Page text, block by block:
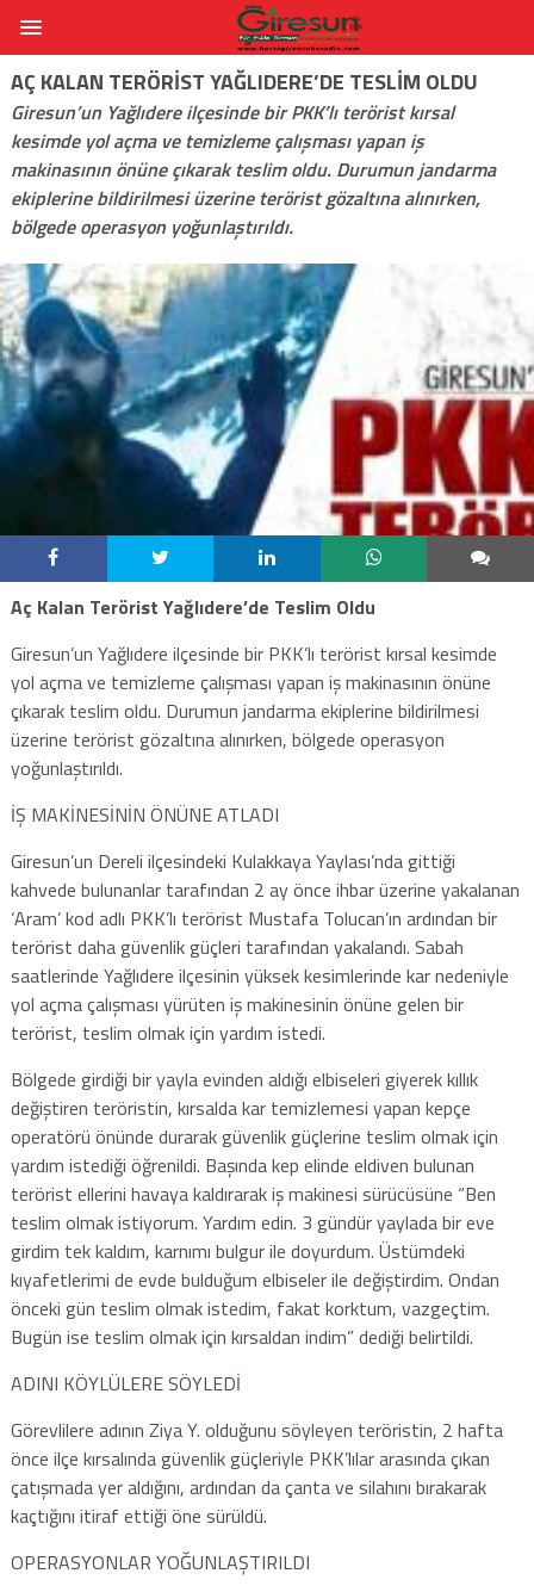
AÇ KALAN TERÖRIST YAĞLIDERE’DE TESLIM OLDU
Giresun’un Yağlıdere ilçesinde bir PKK’lı terörist kırsal
kesimde yol açma ve temizleme çalışması yapan iş
makinasının önüne çıkarak teslim oldu. Durumun jandarma
ekiplerine bildirilmesi üzerine terörist gözaltına alınırken,
bölgede operasyon yoğunlaştırıldı.
Aç Kalan Terörist Yağlıdere’de Teslim Oldu
Giresun’un Yağlıdere ilçesinde bir PKK’lı terörist kırsal kesimde
yol açma ve temizleme çalışması yapan iş makinasının önüne
çıkarak teslim oldu. Durumun jandarma ekiplerine bildirilmesi
üzerine terörist gözaltına alınırken, bölgede operasyon
yoğunlaştırıldı.
İŞ MAKİNESİNİN ÖNÜNE ATLADI
Giresun’un Dereli ilçesindeki Kulakkaya Yaylası’nda gittiği
kahvede bulunanlar tarafından 2 ay önce ihbar üzerine yakalanan
‘Aram’ kod adlı PKK’lı terörist Mustafa Tolucan’ın ardından bir
terörist daha güvenlik güçleri tarafından yakalandı. Sabah
saatlerinde Yağlıdere ilçesinin yüksek kesimlerinde kar nedeniyle
yol açma çalışması yürüten iş makinesinin önüne gelen bir
terörist, teslim olmak için yardım istedi.
Bölgede girdiği bir yayla evinden aldığı elbiseleri giyerek kıllık
değiştiren teröristin, kırsalda kar temizlemesi yapan kepçe
operatörü önünde durarak güvenlik güçlerine teslim olmak için
yardım istediği öğrenildi. Başında kep elinde eldiven bulunan
terörist ellerini havaya kaldırarak iş makinesi sürücüsüne “Ben
teslim olmak istiyorum. Yardım edin. 3 gündür yaylada bir eve
girdim tek kaldım, karnımı bulgur ile doyurdum. Üstümdeki
kıyafetlerimi de evde bulduğum elbiseler ile değiştirdim. Ondan
önceki gün teslim olmak istedim, fakat korktum, vazgeçtim.
Bugün ise teslim olmak için kırsaldan indim” dediği belirtildi.
ADINI KÖYLÜLERE SÖYLEDİ
Görevlilere adının Ziya Y. olduğunu söyleyen teröristin, 2 hafta
önce ilçe kırsalında güvenlik güçleriyle PKK’lılar arasında çıkan
çatışmada yer aldığını, ardından da çanta ve silahını bırakarak
kaçtığını itiraf ettiği öne sürüldü.
OPERASYONLAR YOĞUNLAŞTIRILDI